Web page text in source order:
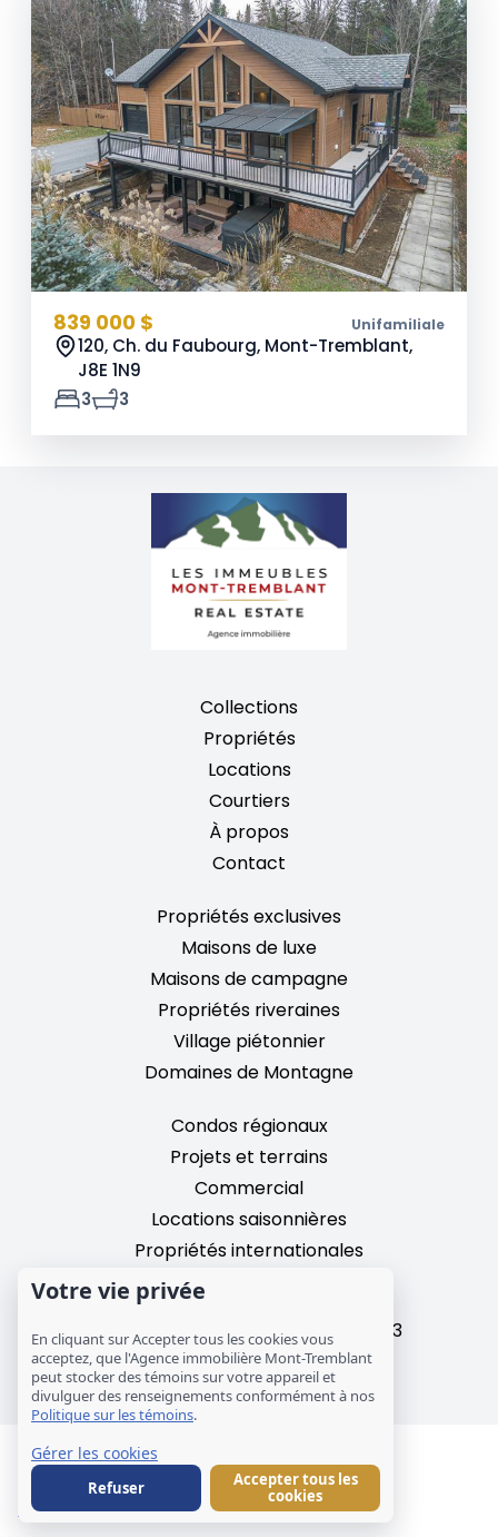
839 000 $ Unifamiliale
120, Ch. du Faubourg, Mont-Tremblant,
J8E 1N9
3
3
Collections
Propriétés
Locations
Courtiers
À propos
Contact
Propriétés exclusives
Maisons de luxe
Maisons de campagne
Propriétés riveraines
Village piétonnier
Domaines de Montagne
Condos régionaux
Projets et terrains
Commercial
Locations saisonnières
Propriétés internationales
2195, chemin du Village,
Mont-Tremblant, Quebec, J8E 3M3
T: 1 (819) 425-9324
info@mtre.ca
© Les Immeubles Mont-Tremblant - Société
immobilière MCM inc.
Avis légal
Témoins
Votre vie privée
En cliquant sur Accepter tous les cookies vous
acceptez, que l'Agence immobilière Mont-Tremblant
peut stocker des témoins sur votre appareil et
divulguer des renseignements conformément à nos
Politique sur les témoins.
Gérer les cookies
Refuser
Accepter tous les
cookies